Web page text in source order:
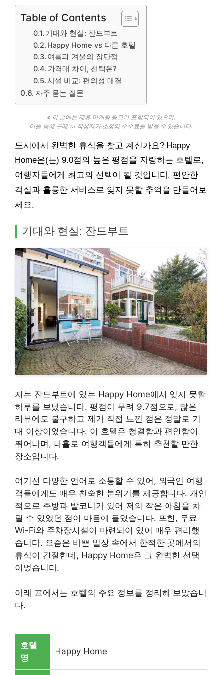
Table of Contents
기대와 현실: 잔드부트
Happy Home vs 다른 호텔
여름과 겨울의 장단점
가격대 차이, 선택은?
시설 비교: 편의성 대결
자주 묻는 질문
※ 이 글에는 제휴 마케팅 링크가 포함되어 있으며,
이를 통해 구매 시 작성자가 소정의 수수료를 받을 수 있습니다.
도시에서 완벽한 휴식을 찾고 계신가요? Happy
Home은(는) 9.0점의 높은 평점을 자랑하는 호텔로,
여행자들에게 최고의 선택이 될 것입니다. 편안한
객실과 훌륭한 서비스로 잊지 못할 추억을 만들어보
세요.
기대와 현실: 잔드부트
저는 잔드부트에 있는 Happy Home에서 잊지 못할
하루를 보냈습니다. 평점이 무려 9.7점으로, 많은
리뷰에도 불구하고 제가 직접 느낀 점은 정말로 기
대 이상이었습니다. 이 호텔은 청결함과 편안함이
뛰어나며, 나홀로 여행객들에게 특히 추천할 만한
장소입니다.
여기선 다양한 언어로 소통할 수 있어, 외국인 여행
객들에게도 매우 친숙한 분위기를 제공합니다. 개인
적으로 주방과 발코니가 있어 저의 작은 아침을 차
릴 수 있었던 점이 마음에 들었습니다. 또한, 무료
Wi-Fi와 주차장시설이 마련되어 있어 매우 편리했
습니다. 요즘은 바쁜 일상 속에서 한적한 곳에서의
휴식이 간절한데, Happy Home은 그 완벽한 선택
이었습니다.
아래 표에서는 호텔의 주요 정보를 정리해 보았습니
다.
호텔
명
Happy Home